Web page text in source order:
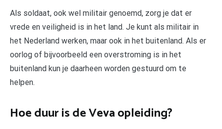
Als soldaat, ook wel militair genoemd, zorg je dat er
vrede en veiligheid is in het land. Je kunt als militair in
het Nederland werken, maar ook in het buitenland. Als er
oorlog of bijvoorbeeld een overstroming is in het
buitenland kun je daarheen worden gestuurd om te
helpen.
Hoe duur is de Veva opleiding?